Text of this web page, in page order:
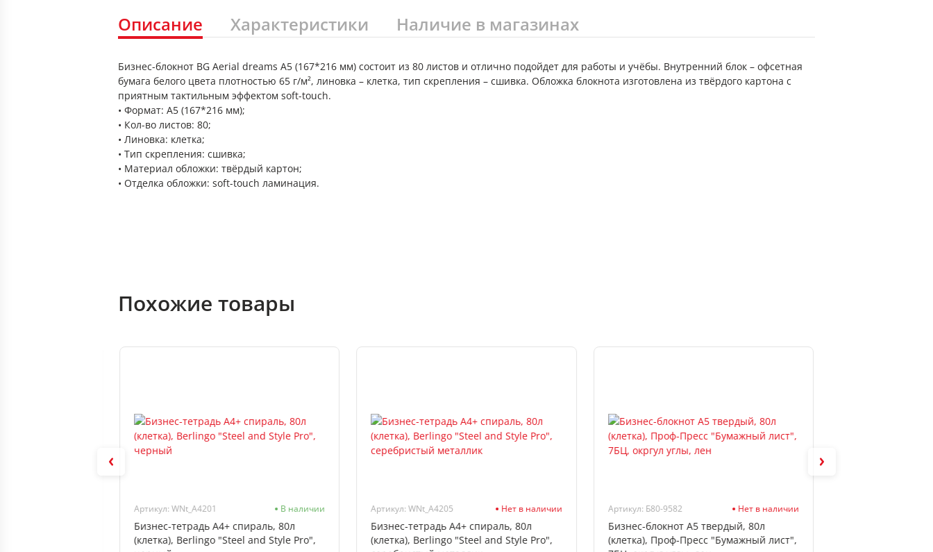
Описание Характеристики Наличие в магазинах
Бизнес-блокнот BG Aerial dreams А5 (167*216 мм) состоит из 80 листов и отлично подойдет для работы и учёбы. Внутренний блок – офсетная
бумага белого цвета плотностью 65 г/м², линовка – клетка, тип скрепления – сшивка. Обложка блокнота изготовлена из твёрдого картона с
приятным тактильным эффектом soft-touch.
• Формат: А5 (167*216 мм);
• Кол-во листов: 80;
• Линовка: клетка;
• Тип скрепления: сшивка;
• Материал обложки: твёрдый картон;
• Отделка обложки: soft-touch ламинация.
Похожие товары
Артикул: WNt_A4201 В наличии
Бизнес-тетрадь А4+ спираль, 80л
(клетка), Berlingo "Steel and Style Pro",
Артикул: WNt_A4205 Нет в наличии
Бизнес-тетрадь А4+ спираль, 80л
(клетка), Berlingo "Steel and Style Pro",
Артикул: Б80-9582 Нет в наличии
Бизнес-блокнот А5 твердый, 80л
(клетка), Проф-Пресс "Бумажный лист",